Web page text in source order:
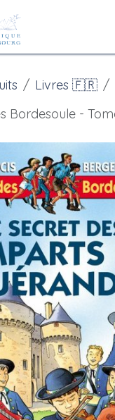
Livres 🇫🇷
Bordesoule -